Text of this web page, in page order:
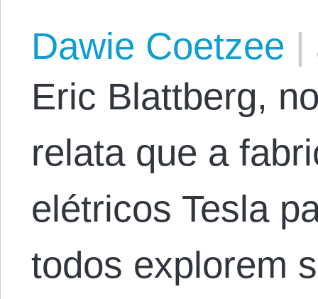
Dawie Coetzee |
Eric Blattberg,
relata que a
elétricos Tesla
todos explorem